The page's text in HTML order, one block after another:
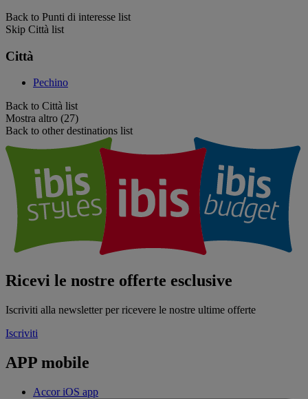
Back to Punti di interesse list
Skip Città list
Città
Pechino
Back to Città list
Mostra altro (27)
Back to other destinations list
Ricevi le nostre offerte esclusive
Iscriviti alla newsletter per ricevere le nostre ultime offerte
Iscriviti
APP mobile
Accor iOS app